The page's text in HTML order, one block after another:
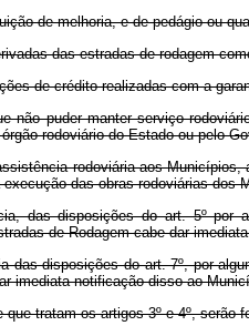
de melhoria, e de pedágio ou
das estradas de rodagem
de crédito realizadas com a
não puder manter serviço
rodoviário do Estado ou pelo
rodoviária aos Municípios,
execução das obras rodoviárias
das disposições do art. 5º por
de Rodagem cabe dar
das disposições do art. 7º, por
imediata notificação disso ao
tratam os artigos 3º e 4º, serão